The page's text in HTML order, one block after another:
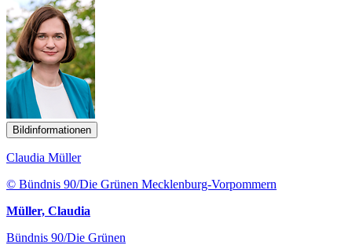
Bildinformationen
Claudia Müller
© Bündnis 90/Die Grünen Mecklenburg-Vorpommern
Müller, Claudia
Bündnis 90/Die Grünen